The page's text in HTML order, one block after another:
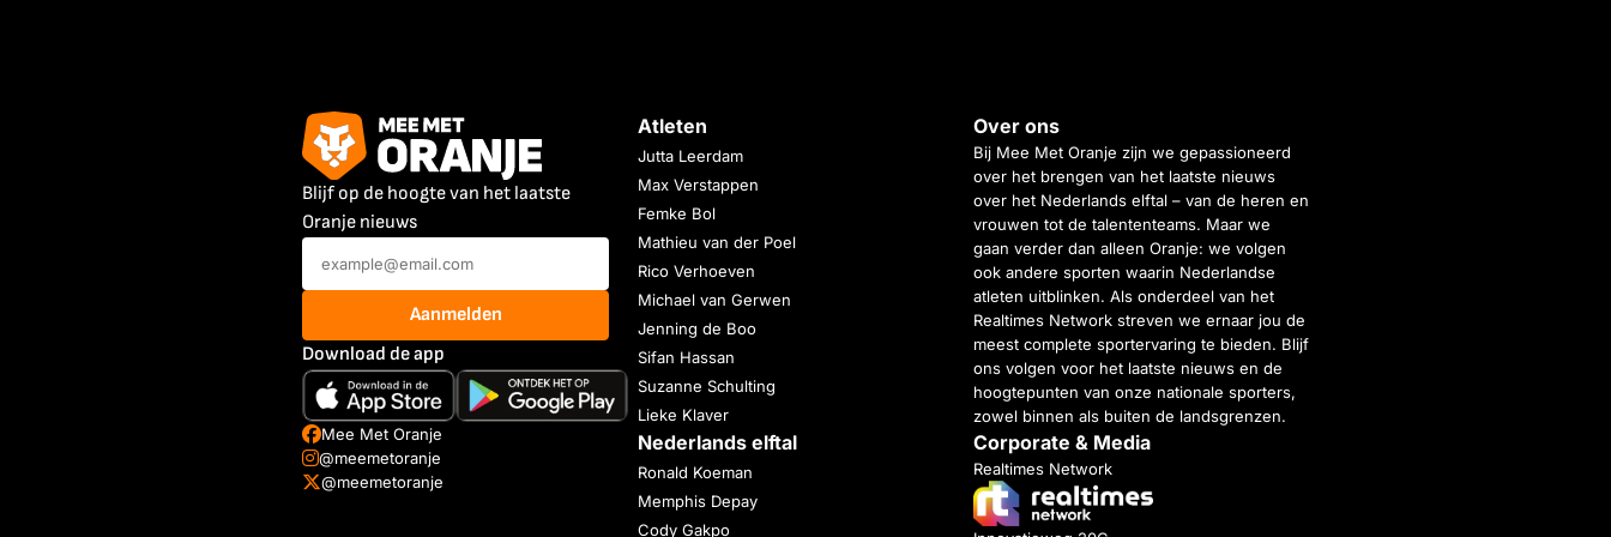
Blijf op de hoogte van het laatste
Oranje nieuws
Aanmelden
Download de app
Mee Met Oranje
@meemetoranje
@meemetoranje
Atleten
Jutta Leerdam
Max Verstappen
Femke Bol
Mathieu van der Poel
Rico Verhoeven
Michael van Gerwen
Jenning de Boo
Sifan Hassan
Suzanne Schulting
Lieke Klaver
Nederlands elftal
Ronald Koeman
Memphis Depay
Cody Gakpo
Over ons
Bij Mee Met Oranje zijn we gepassioneerd
over het brengen van het laatste nieuws
over het Nederlands elftal – van de heren en
vrouwen tot de talententeams. Maar we
gaan verder dan alleen Oranje: we volgen
ook andere sporten waarin Nederlandse
atleten uitblinken. Als onderdeel van het
Realtimes Network streven we ernaar jou de
meest complete sportervaring te bieden. Blijf
ons volgen voor het laatste nieuws en de
hoogtepunten van onze nationale sporters,
zowel binnen als buiten de landsgrenzen.
Corporate & Media
Realtimes Network